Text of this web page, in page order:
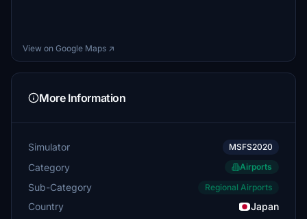
View on Google Maps ↗
More Information
Simulator MSFS2020
Category Airports
Sub-Category Regional Airports
Country
Japan